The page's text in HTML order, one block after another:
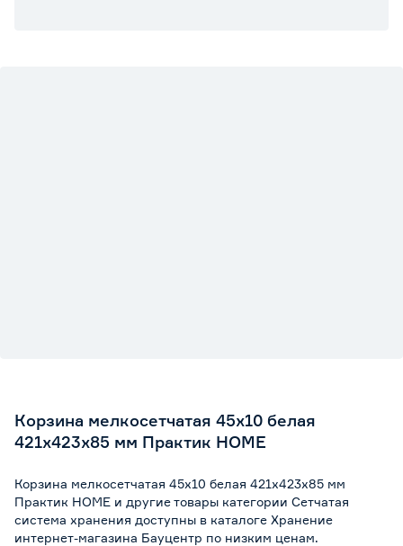
Корзина мелкосетчатая 45х10 белая
421x423х85 мм Практик HOME
Корзина мелкосетчатая 45х10 белая 421x423х85 мм
Практик HOME и другие товары категории Сетчатая
система хранения доступны в каталоге Хранение
интернет-магазина Бауцентр по низким ценам.